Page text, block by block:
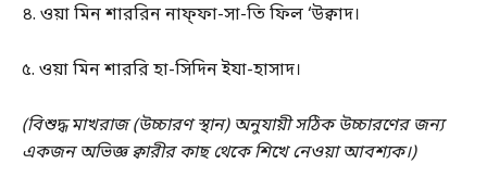
৪. ওয়া মিন শাররিন নাফ্ফা-সা-তি ফিল ‘উক্বাদ।
৫. ওয়া মিন শাররি হা-সিদিন ইযা-হাসাদ।
(বিশুদ্ধ মাখরাজ (উচ্চারণ স্থান) অনুযায়ী সঠিক উচ্চারণের জন্য
একজন অভিজ্ঞ ক্বারীর কাছ থেকে শিখে নেওয়া আবশ্যক।)